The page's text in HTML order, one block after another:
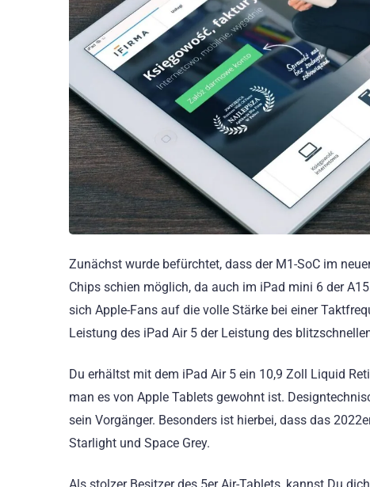
Zunächst wurde befürchtet, dass der M1-SoC im
Chips schien möglich, da auch im iPad mini 6 der
sich Apple-Fans auf die volle Stärke bei einer
Leistung des iPad Air 5 der Leistung des
Du erhältst mit dem iPad Air 5 ein 10,9 Zoll Liquid
man es von Apple Tablets gewohnt ist.
sein Vorgänger. Besonders ist hierbei, dass das
Starlight und Space Grey.